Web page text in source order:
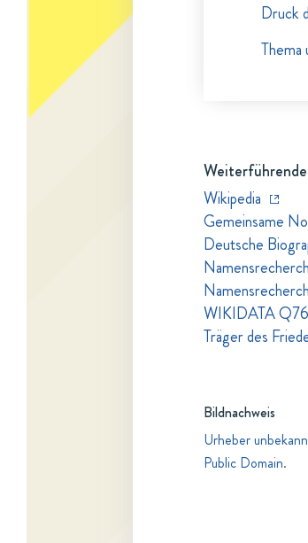
Druck
Thema
Wikipedia
Gemeinsame
Deutsche
WIKIDATA
Träger des
Bildnachweis
Urheber
Public Domain.